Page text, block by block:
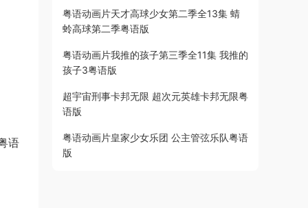
语
粤语动画片天才高球少女第二季全13集 蜻
蛉高球第二季粤语版
粤语动画片我推的孩子第三季全11集 我推的
孩子3粤语版
超宇宙刑事卡邦无限 超次元英雄卡邦无限粤
语版
粤语动画片皇家少女乐团 公主管弦乐队粤语
版